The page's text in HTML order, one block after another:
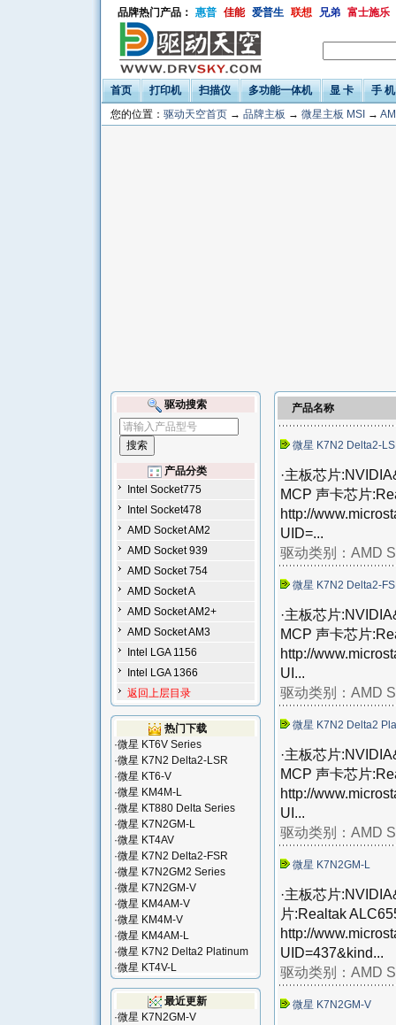
品牌热门产品： 惠普 佳能 爱普生 联想 兄弟 富士施乐
首页 打印机 扫描仪 多功能一体机 显 卡
手 机
您的位置： 驱动天空首页 → 品牌主板 → 微星主板 MSI →
驱动搜索
产品分类
Intel Socket775
Intel Socket478
AMD Socket AM2
AMD Socket 939
AMD Socket 754
AMD Socket A
AMD Socket AM2+
AMD Socket AM3
Intel LGA 1156
Intel LGA 1366
返回上层目录
热门下载
·微星 KT6V Series
·微星 K7N2 Delta2-LSR
·微星 KT6-V
·微星 KM4M-L
·微星 KT880 Delta Series
·微星 K7N2GM-L
·微星 KT4AV
·微星 K7N2 Delta2-FSR
·微星 K7N2GM2 Series
·微星 K7N2GM-V
·微星 KM4AM-V
·微星 KM4M-V
·微星 KM4AM-L
·微星 K7N2 Delta2 Platinum
·微星 KT4V-L
最近更新
·微星 K7N2GM-V
产品名称
微星 K7N2 Delta2-
·主板芯片
MCP 声卡芯片
http://
UID=...
驱动类别： AMD
微星 K7N2 Delta2-
·主板芯片
MCP 声卡芯片
http://
UI...
驱动类别： AMD
微星 K7N2 Delta2
·主板芯片
MCP 声卡芯片
http://
UI...
驱动类别： AMD
微星 K7N2GM-L
·主板芯片
片:Realtak
http://
UID=437&kind...
驱动类别： AMD
微星 K7N2GM-V